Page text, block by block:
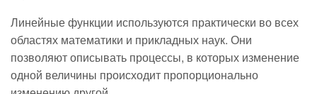
Линейные функции используются практически во всех
областях математики и прикладных наук. Они
позволяют описывать процессы, в которых изменение
одной величины происходит пропорционально